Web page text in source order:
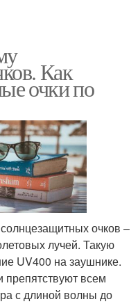
Как
очки по
очков –
лучей. Такую
UV400 на заушнике.
препятствуют всем
с длиной волны до